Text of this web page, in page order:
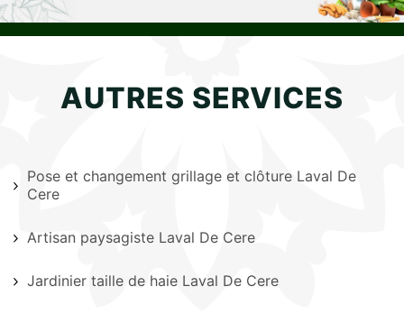
AUTRES SERVICES
Pose et changement grillage et clôture Laval De
Cere
Artisan paysagiste Laval De Cere
Jardinier taille de haie Laval De Cere